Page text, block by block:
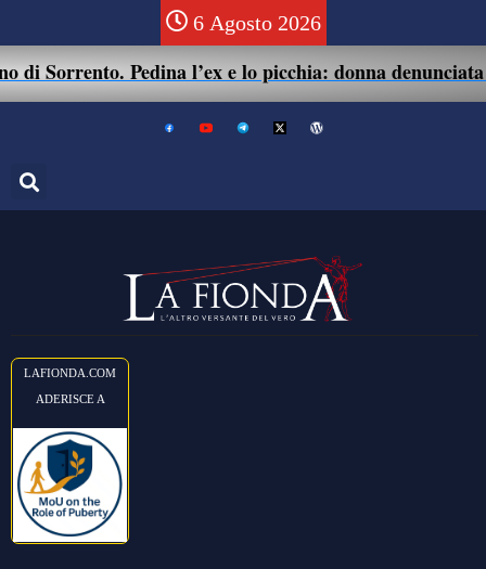
6 Agosto 2026
di Sorrento. Pedina l’ex e lo picchia: donna denunciata
LAFIONDA.COM
ADERISCE A